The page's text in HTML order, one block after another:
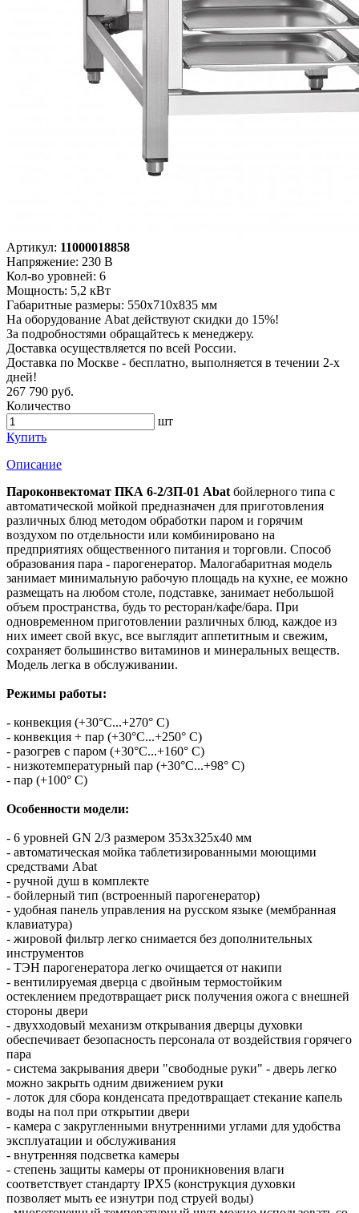
Артикул: 11000018858
Напряжение: 230 В
Кол-во уровней: 6
Мощность: 5,2 кВт
Габаритные размеры: 550х710х835 мм
На оборудование Abat действуют скидки до 15%!
За подробностями обращайтесь к менеджеру.
Доставка осуществляется по всей России.
Доставка по Москве - бесплатно, выполняется в течении 2-х
дней!
267 790 руб.
Количество
шт
Купить
Описание
Пароконвектомат ПКА 6-2/3П-01 Abat бойлерного типа с
автоматической мойкой предназначен для приготовления
различных блюд методом обработки паром и горячим
воздухом по отдельности или комбинировано на
предприятиях общественного питания и торговли. Способ
образования пара - парогенератор. Малогабаритная модель
занимает минимальную рабочую площадь на кухне, ее можно
размещать на любом столе, подставке, занимает небольшой
объем пространства, будь то ресторан/кафе/бара. При
одновременном приготовлении различных блюд, каждое из
них имеет свой вкус, все выглядит аппетитным и свежим,
сохраняет большинство витаминов и минеральных веществ.
Модель легка в обслуживании.
Режимы работы:
- конвекция (+30°С...+270° С)
- конвекция + пар (+30°С...+250° С)
- разогрев с паром (+30°С...+160° С)
- низкотемпературный пар (+30°С...+98° С)
- пар (+100° С)
Особенности модели:
- 6 уровней GN 2/3 размером 353x325x40 мм
- автоматическая мойка таблетизированными моющими
средствами Abat
- ручной душ в комплекте
- бойлерный тип (встроенный парогенератор)
- удобная панель управления на русском языке (мембранная
клавиатура)
- жировой фильтр легко снимается без дополнительных
инструментов
- ТЭН парогенератора легко очищается от накипи
- вентилируемая дверца с двойным термостойким
остеклением предотвращает риск получения ожога с внешней
стороны двери
- двухходовый механизм открывания дверцы духовки
обеспечивает безопасность персонала от воздействия горячего
пара
- система закрывания двери "свободные руки" - дверь легко
можно закрыть одним движением руки
- лоток для сбора конденсата предотвращает стекание капель
воды на пол при открытии двери
- камера с закругленными внутренними углами для удобства
эксплуатации и обслуживания
- внутренняя подсветка камеры
- степень защиты камеры от проникновения влаги
соответствует стандарту IPX5 (конструкция духовки
позволяет мыть ее изнутри под струей воды)